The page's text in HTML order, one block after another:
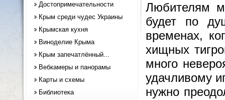
Достопримечательности
Крым среди чудес Украины
Крымская кухня
Виноделие Крыма
Крым запечатлённый...
Вебкамеры и панорамы
Карты и схемы
Библиотека
Любителям
будет по
временах,
хищных
много
удачливому
нужно